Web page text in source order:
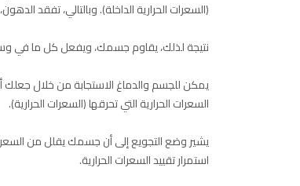
(السعرات الحرارية الداخلة). وبالتالي، تفقد
نتيجة لذلك، يقاوم جسمك، ويفعل كل ما في
يمكن للجسم والدماغ الاستجابة من خلال جعلك
السعرات الحرارية التي تحرقها (السعرات الحرارية).
يشير وضع التجويع إلى أن جسمك يقلل من
استمرار تقييد السعرات الحرارية.